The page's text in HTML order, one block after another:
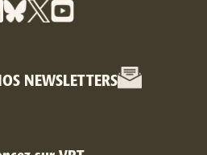
NEWSLETTERS